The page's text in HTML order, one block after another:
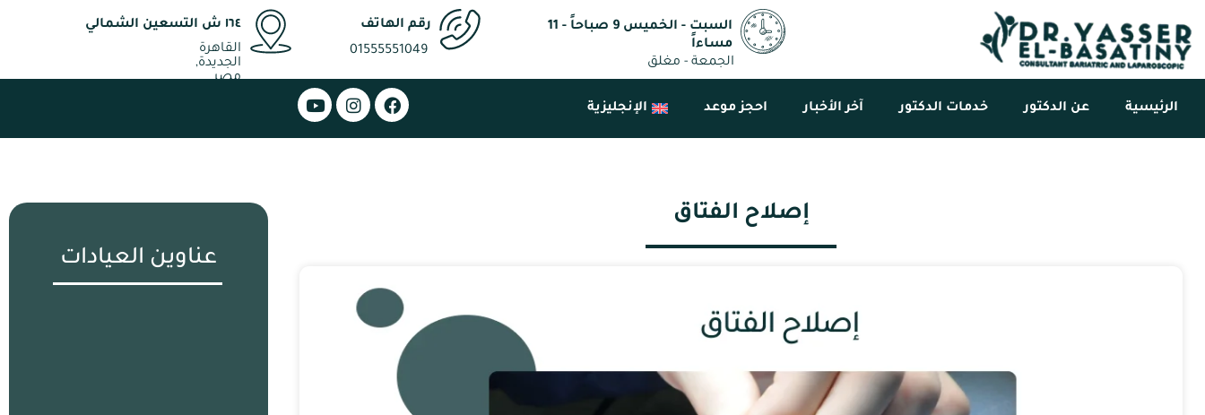
السبت - الخميس 9 صباحاً - 11
مساءاً
الجمعة - مغلق
رقم الهاتف
01555551049
١٦٤ ش التسعين الشمالي
القاهرة
الجديدة,
مصر
الرئيسية عن الدكتور خدمات الدكتور آخر الأخبار احجز موعد الإنجليزية
إصلاح الفتاق
عناوين العيادات